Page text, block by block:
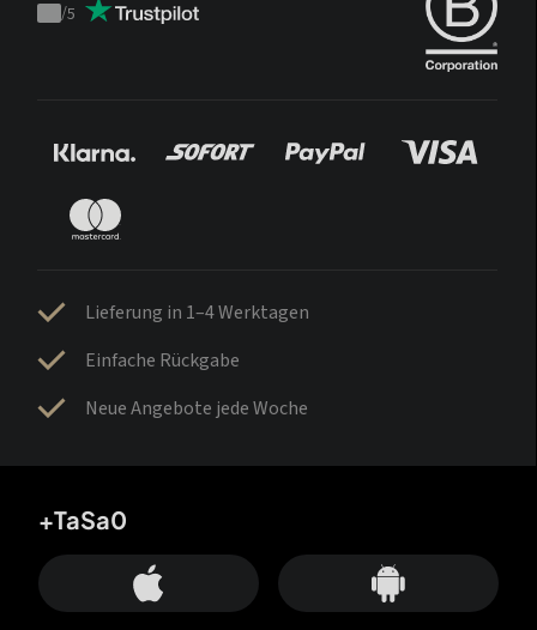
Trustpilot
/5
Lieferung in 1–4 Werktagen
Einfache Rückgabe
Neue Angebote jede Woche
+TaSa0